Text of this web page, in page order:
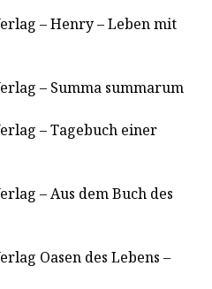
– Henry – Leben mit
– Summa summarum
– Tagebuch einer
– Aus dem Buch des
Oasen des Lebens –